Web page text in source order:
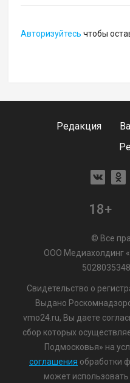
Авторизуйтесь чтобы
Редакция
18+
© Все
ООО Медиахолдинг
Свидетельство о
Выдано
vmo24.ru, Вы даете
сбор которых
Подмосковья» на
соглашения обработки
может